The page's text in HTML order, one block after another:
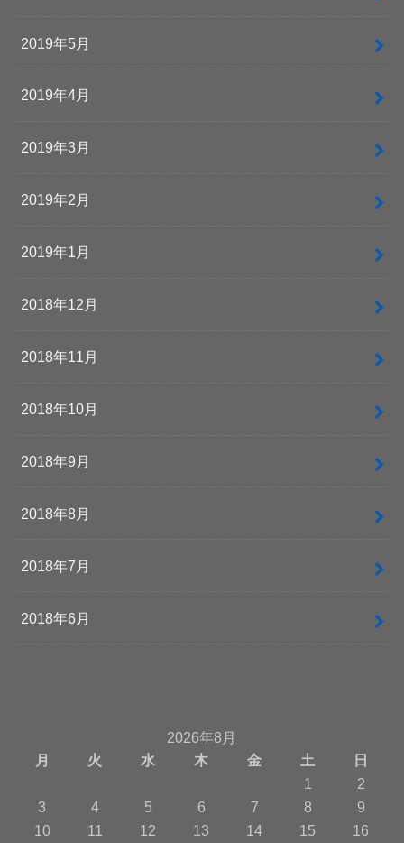
2019年5月
2019年4月
2019年3月
2019年2月
2019年1月
2018年12月
2018年11月
2018年10月
2018年9月
2018年8月
2018年7月
2018年6月
2026年8月
月
火 水 木 金 土
日
1
2
3
4 5 6 7 8
9
10
11 12 13 14 15 16